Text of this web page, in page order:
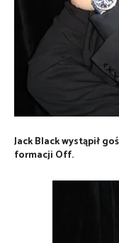
Jack Black wystąpił
formacji Off.